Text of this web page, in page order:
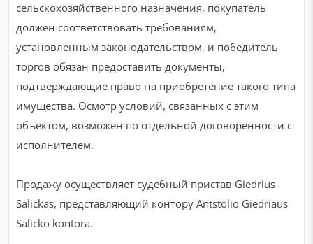
сельскохозяйственного назначения, покупатель
должен соответствовать требованиям,
установленным законодательством, и победитель
торгов обязан предоставить документы,
подтверждающие право на приобретение такого типа
имущества. Осмотр условий, связанных с этим
объектом, возможен по отдельной договоренности с
исполнителем.
Продажу осуществляет судебный пристав Giedrius
Salickas, представляющий контору Antstolio Giedriaus
Salicko kontora.